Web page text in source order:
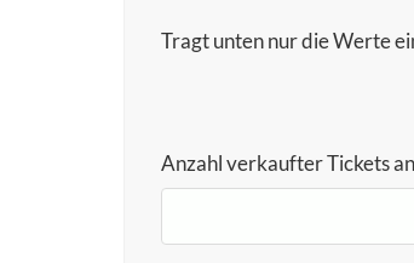
Tragt unten nur die Werte
Anzahl verkaufter Tickets